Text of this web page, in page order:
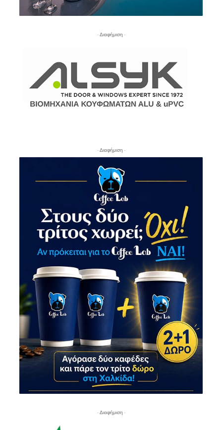
- Διαφήμιση -
- Διαφήμιση -
- Διαφήμιση -